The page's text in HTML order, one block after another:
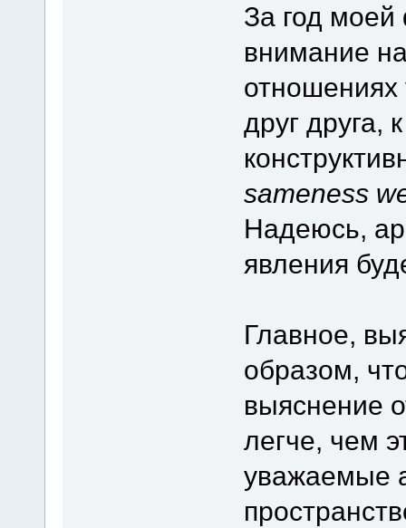
За год
внимание
отношениях
друг друга,
sameness
Надеюсь,
явления
Главное,
образом,
выяснение
легче, чем
уважаемые